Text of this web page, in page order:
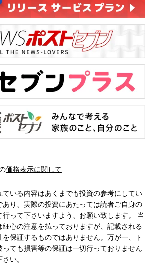
価格表示に関して
ている内容はあくまでも投資の参考にしてい
あり、実際の投資にあたっては読者ご自身の
行って下さいますよう、お願い致します。 当
細心の注意を払っておりますが、記載される
保証するものではありません。万が一、ト
っても損害等の保証は一切行っておりません
い。